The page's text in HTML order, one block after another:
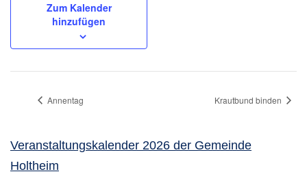
Zum Kalender
hinzufügen
Annentag Krautbund binden
Veranstaltungskalender 2026 der Gemeinde
Holtheim